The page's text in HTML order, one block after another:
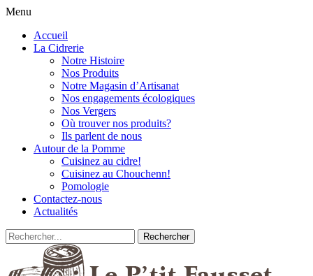
Menu
Accueil
La Cidrerie
Notre Histoire
Nos Produits
Notre Magasin d’Artisanat
Nos engagements écologiques
Nos Vergers
Où trouver nos produits?
Ils parlent de nous
Autour de la Pomme
Cuisinez au cidre!
Cuisinez au Chouchenn!
Pomologie
Contactez-nous
Actualités